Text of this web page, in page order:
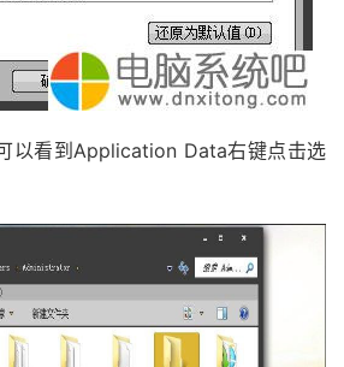
以看到Application Data右键点击选